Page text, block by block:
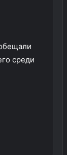
среди